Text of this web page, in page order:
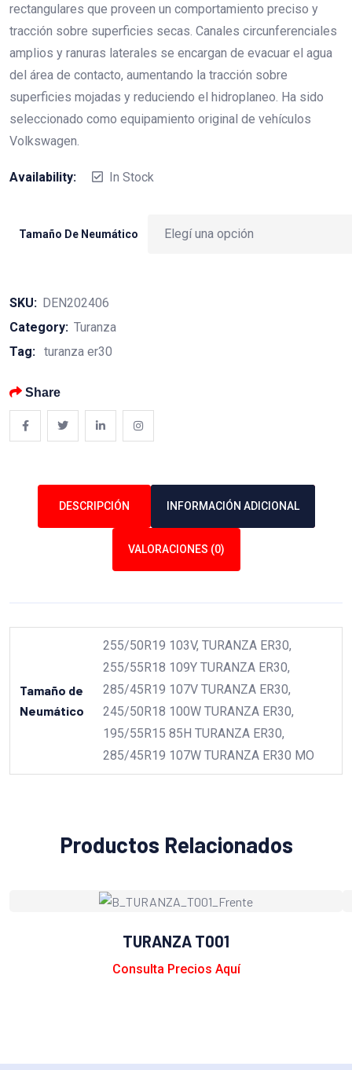
rectangulares que proveen un comportamiento preciso y
tracción sobre superficies secas. Canales circunferenciales
amplios y ranuras laterales se encargan de evacuar el agua
del área de contacto, aumentando la tracción sobre
superficies mojadas y reduciendo el hidroplaneo. Ha sido
seleccionado como equipamiento original de vehículos
Volkswagen.
Availability: In Stock
Tamaño De Neumático
SKU: DEN202406
Category: Turanza
Tag: turanza er30
Share
DESCRIPCIÓN INFORMACIÓN ADICIONAL
VALORACIONES (0)
Tamaño de
Neumático
255/50R19 103V, TURANZA ER30,
255/55R18 109Y TURANZA ER30,
285/45R19 107V TURANZA ER30,
245/50R18 100W TURANZA ER30,
195/55R15 85H TURANZA ER30,
285/45R19 107W TURANZA ER30 MO
Productos Relacionados
TURANZA T001
Consulta Precios Aquí